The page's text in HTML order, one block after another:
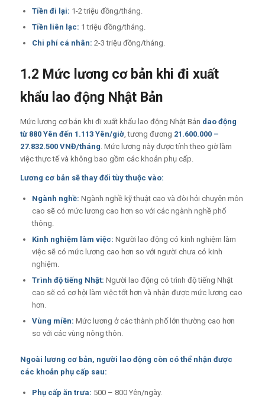
Tiền đi lại: 1-2 triệu đồng/tháng.
Tiền liên lạc: 1 triệu đồng/tháng.
Chi phí cá nhân: 2-3 triệu đồng/tháng.
1.2 Mức lương cơ bản khi đi xuất
khẩu lao động Nhật Bản
Mức lương cơ bản khi đi xuất khẩu lao động Nhật Bản dao động
từ 880 Yên đến 1.113 Yên/giờ, tương đương 21.600.000 –
27.832.500 VNĐ/tháng . Mức lương này được tính theo giờ làm
việc thực tế và không bao gồm các khoản phụ cấp.
Lương cơ bản sẽ thay đổi tùy thuộc vào:
Ngành nghề: Ngành nghề kỹ thuật cao và đòi hỏi chuyên môn
cao sẽ có mức lương cao hơn so với các ngành nghề phổ
thông.
Kinh nghiệm làm việc: Người lao động có kinh nghiệm làm
việc sẽ có mức lương cao hơn so với người chưa có kinh
nghiệm.
Trình độ tiếng Nhật: Người lao động có trình độ tiếng Nhật
cao sẽ có cơ hội làm việc tốt hơn và nhận được mức lương cao
hơn.
Vùng miền: Mức lương ở các thành phố lớn thường cao hơn
so với các vùng nông thôn.
Ngoài lương cơ bản, người lao động còn có thể nhận được
các khoản phụ cấp sau:
Phụ cấp ăn trưa: 500 – 800 Yên/ngày.